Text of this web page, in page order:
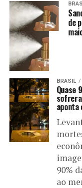
de
BRASIL
Quase
aponta
90%
ao